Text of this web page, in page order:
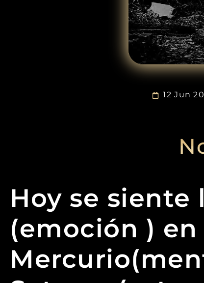
12 Jun
Hoy se
(emoción )